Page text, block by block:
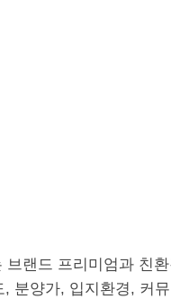
브랜드 프리미엄과 친
양가, 입지환경, 커